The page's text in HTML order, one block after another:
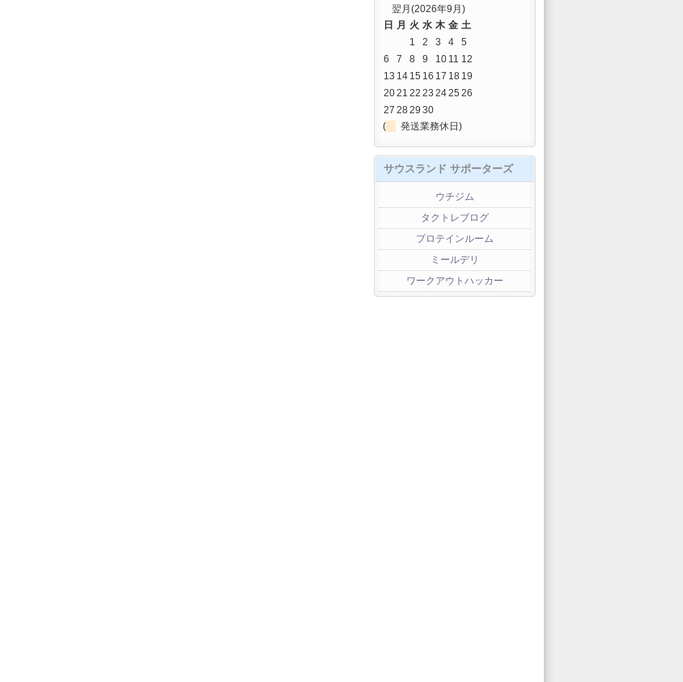
翌月(2026年9月)
日 月 火 水 木 金 土
1
2 3 4
5
6
7 8 9 10 11 12
13 14 15 16 17 18 19
2021 22 23 2425 26
27 2829 30
(
発送業務休日)
サウスランド サポーターズ
ウチジム
タクトレブログ
プロテインルーム
ミールデリ
ワークアウトハッカー